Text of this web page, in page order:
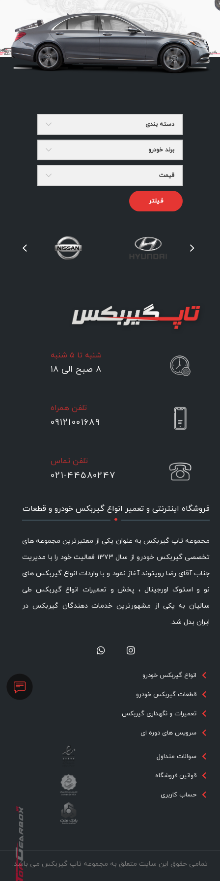
دسته بندی
برند خودرو
قیمت
فیلتر
شنبه تا ۵ شنبه
۸ صبح الی ۱۸
تلفن همراه
09121001689
تلفن تماس
021-44580247
فروشگاه اینترنتی و تعمیر انواع گیربکس خودرو و قطعات
.
مجموعه تاپ گیربکس به عنوان یکی از معتبرترین مجموعه های
تخصصی گیربکس خودرو از سال ۱۳۷۳ فعالیت خود را با مدیریت
جناب آقای رضا رویتوند آغاز نمود و با واردات انواع گیربکس های
نو و استوک اورجینال ، پخش و تعمیرات انواع گیربکس طی
سالیان به یکی از مشهورترین خدمات دهندگان گیربکس در
ایران بدل شد.
انواع گیربکس خودرو
قطعات گیربکس خودرو
تعمیرات و نگهداری گیربکس
سرویس های دوره ای
سوالات متداول
قوانین فروشگاه
حساب کاربری
تمامی حقوق این سایت متعلق به مجموعه تاپ گیربکس می باشد.